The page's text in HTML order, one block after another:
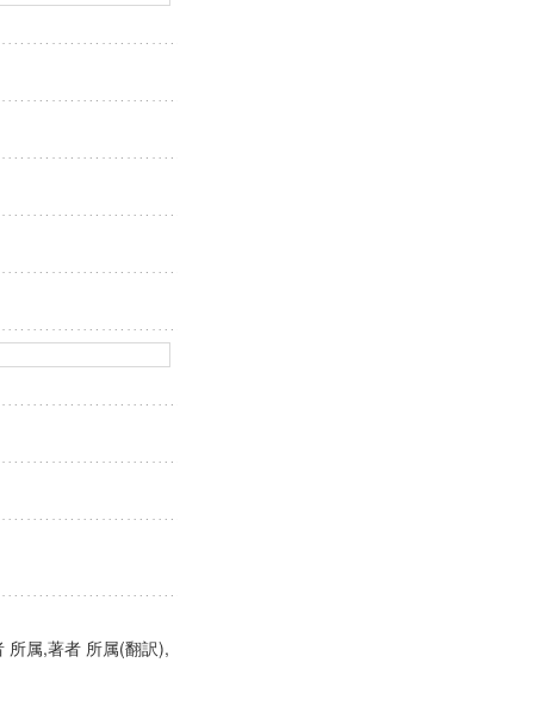
所属,著者 所属(翻訳),